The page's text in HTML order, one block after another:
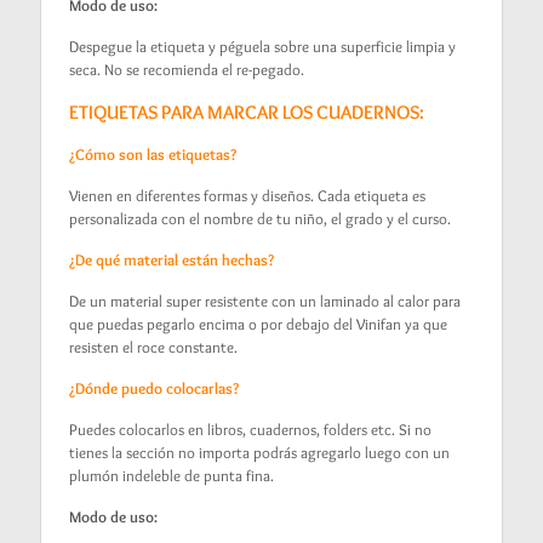
Modo de uso:
Despegue la etiqueta y péguela sobre una superficie limpia y
seca. No se recomienda el re-pegado.
ETIQUETAS PARA MARCAR LOS CUADERNOS:
¿Cómo son las etiquetas?
Vienen en diferentes formas y diseños. Cada etiqueta es
personalizada con el nombre de tu niño, el grado y el curso.
¿De qué material están hechas?
De un material super resistente con un laminado al calor para
que puedas pegarlo encima o por debajo del Vinifan ya que
resisten el roce constante.
¿Dónde puedo colocarlas?
Puedes colocarlos en libros, cuadernos, folders etc. Si no
tienes la sección no importa podrás agregarlo luego con un
plumón indeleble de punta fina.
Modo de uso: